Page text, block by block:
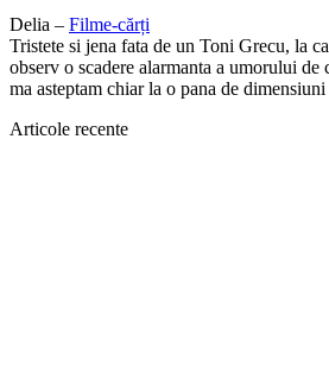
Delia – Filme-cărți
Tristete si jena fata de un Toni Grecu, la
observ o scadere alarmanta a umorului de
ma asteptam chiar la o pana de
Articole recente